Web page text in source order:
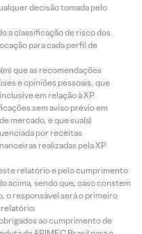
decisão tomada pelo
a classificação de risco dos
para cada perfil de
que as recomendações
e opiniões pessoais, que
em relação à XP
sem aviso prévio em
mercado, e que sua(s)
por receitas
realizadas pela XP
relatório e pelo cumprimento
acima, sendo que, caso constem
o responsável será o primeiro
relatório.
ao cumprimento de